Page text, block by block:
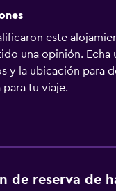
este
una opinión. Echa
y la ubicación para
tu viaje.
de reserva de